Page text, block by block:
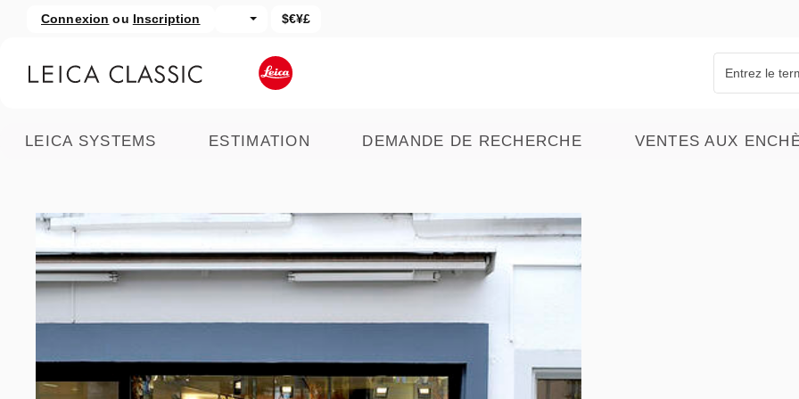
au contenu principal
Passer à la recherche
Connexion ou Inscription $€¥£
LEICA SYSTEMS ESTIMATION DEMANDE DE RECHERCHE VENTES AUX